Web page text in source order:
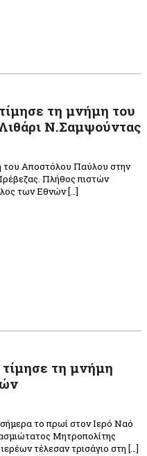
τη μνήμη του
Ν.Σαμψούντας
του Αποστόλου Παύλου στην
Πλήθος πιστών
των Εθνών […]
τη μνήμη
σήμερα το πρωί στον Ιερό Ναό
Μητροπολίτης
τέλεσαν τρισάγιο στη […]